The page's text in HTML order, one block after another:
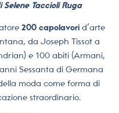
Selene Taccioli Ruga
200 capolavori d’arte
da Joseph Tissot a
e 100 abiti (Armani,
Sessanta di Germana
moda come forma di
straordinario.